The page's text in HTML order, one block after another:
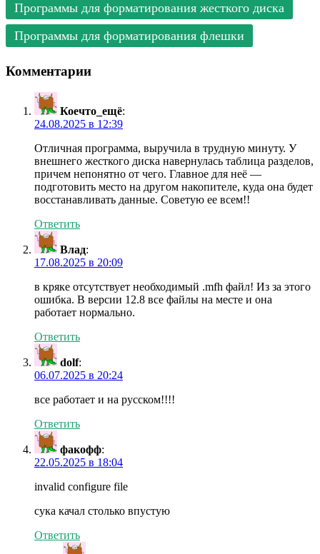
Программы для форматирования жесткого диска
Программы для форматирования флешки
Комментарии
Коечто_ещё:
24.08.2025 в 12:39
Отличная программа, выручила в трудную минуту. У
внешнего жесткого диска навернулась таблица разделов,
причем непонятно от чего. Главное для неё —
подготовить место на другом накопителе, куда она будет
восстанавливать данные. Советую ее всем!!
Ответить
Влад:
17.08.2025 в 20:09
в кряке отсутствует необходимый .mfh файл! Из за этого
ошибка. В версии 12.8 все файлы на месте и она
работает нормально.
Ответить
dolf:
06.07.2025 в 20:24
все работает и на русском!!!!
Ответить
факофф:
22.05.2025 в 18:04
invalid configure file
сука качал столько впустую
Ответить